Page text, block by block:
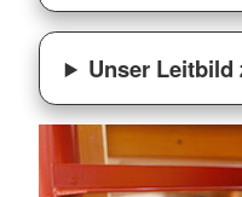
Unser Leitbild